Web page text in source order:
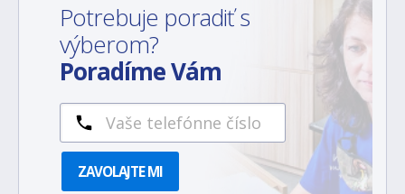
Potrebuje poradiť s
výberom?
Poradíme Vám
ZAVOLAJTE MI